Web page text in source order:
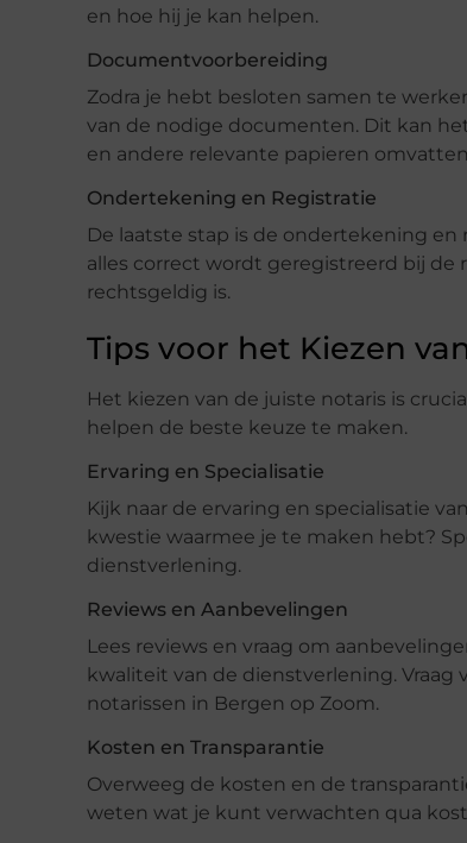
en hoe hij je kan helpen.
Documentvoorbereiding
Zodra je hebt besloten samen te
van de nodige documenten. Dit kan
en andere relevante papieren
Ondertekening en Registratie
De laatste stap is de ondertekening
alles correct wordt geregistreerd bij de
rechtsgeldig is.
Tips voor het Kiezen
Het kiezen van de juiste notaris is
helpen de beste keuze te maken.
Ervaring en Specialisatie
Kijk naar de ervaring en specialisatie
kwestie waarmee je te maken hebt?
dienstverlening.
Reviews en Aanbevelingen
Lees reviews en vraag om
kwaliteit van de dienstverlening. Vraag
notarissen in Bergen op Zoom.
Kosten en Transparantie
Overweeg de kosten en de
weten wat je kunt verwachten qua